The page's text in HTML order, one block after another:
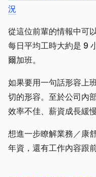
況
從這位前輩的情報中可
每日平均工時大約是 9
爾加班。
如果要用一句話形容上
切的形容。至於公司內
效率不佳、薪資成長緩慢
想進一步瞭解業務／康
年資，還有工作內容跟